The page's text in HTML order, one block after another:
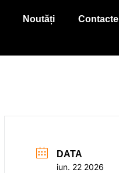
Noutăți Contacte
DATA
iun. 22 2026